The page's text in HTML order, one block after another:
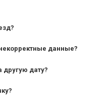
данные?
другую дату?